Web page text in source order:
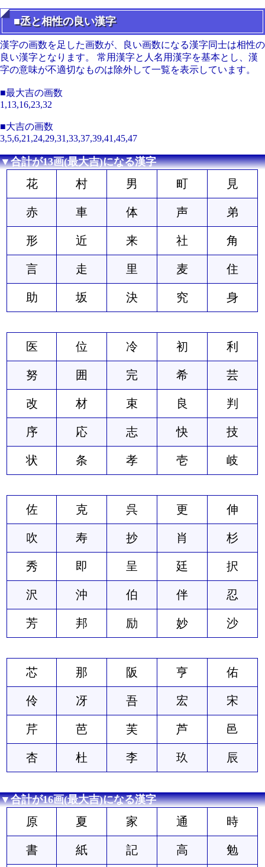
■丞と相性の良い漢字
漢字の画数を足した画数が、良い画数になる漢字同士は相性の
良い漢字となります。 常用漢字と人名用漢字を基本とし、漢
字の意味が不適切なものは除外して一覧を表示しています。
■最大吉の画数
1,13,16,23,32
■大吉の画数
3,5,6,21,24,29,31,33,37,39,41,45,47
▼合計が13画(最大吉)になる漢字
花 村 男 町 見
赤 車 体 声 弟
形 近 来 社 角
言 走 里 麦 住
助 坂 決 究 身
医 位 冷 初 利
努 囲 完 希 芸
改 材 束 良 判
序 応 志 快 技
状 条 孝 壱 岐
佐 克 呉 更 伸
吹 寿 抄 肖 杉
秀 即 呈 廷 択
沢 沖 伯 伴 忍
芳 邦 励 妙 沙
芯 那 阪 亨 佑
伶 冴 吾 宏 宋
芹 芭 芙 芦 邑
杏 杜 李 玖 辰
▼合計が16画(最大吉)になる漢字
原 夏 家 通 時
書 紙 記 高 勉